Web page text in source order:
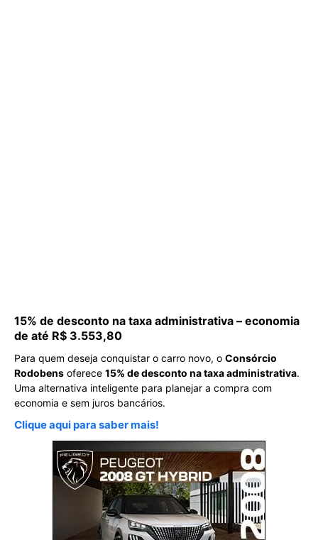
15% de desconto na taxa administrativa – economia
de até R$ 3.553,80
Para quem deseja conquistar o carro novo, o Consórcio
Rodobens oferece 15% de desconto na taxa administrativa.
Uma alternativa inteligente para planejar a compra com
economia e sem juros bancários.
Clique aqui para saber mais!